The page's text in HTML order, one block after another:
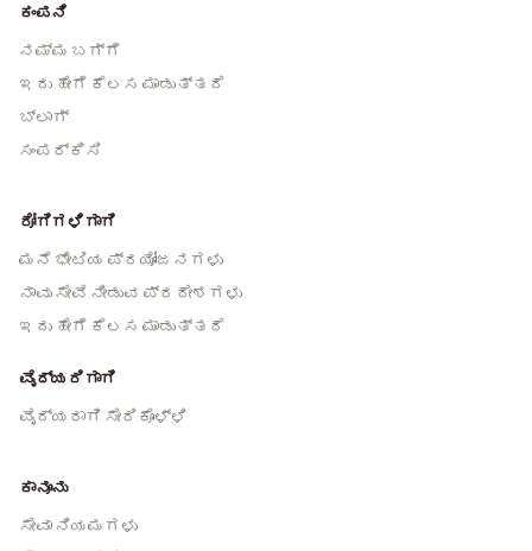
ಕಂಪನಿ
ನಮ್ಮ ಬಗ್ಗೆ
ಇದು ಹೇಗೆ ಕೆಲಸ ಮಾಡುತ್ತದೆ
ಬ್ಲಾಗ್
ಸಂಪರ್ಕಿಸಿ
ರೋಗಿಗಳಿಗಾಗಿ
ಮನೆ ಭೇಟಿಯ ಪ್ರಯೋಜನಗಳು
ನಾವು ಸೇವೆ ನೀಡುವ ಪ್ರದೇಶಗಳು
ಇದು ಹೇಗೆ ಕೆಲಸ ಮಾಡುತ್ತದೆ
ವೈದ್ಯರಿಗಾಗಿ
ವೈದ್ಯರಾಗಿ ಸೇರಿಕೊಳ್ಳಿ
ಕಾನೂನು
ಸೇವಾ ನಿಯಮಗಳು